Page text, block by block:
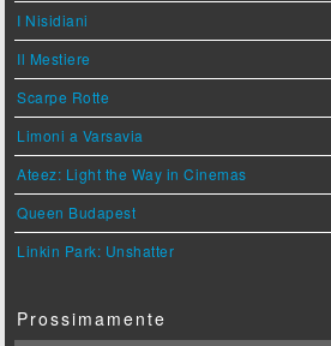
I Nisidiani
Il Mestiere
Scarpe Rotte
Limoni a Varsavia
Ateez: Light the Way in Cinemas
Queen Budapest
Linkin Park: Unshatter
Prossimamente